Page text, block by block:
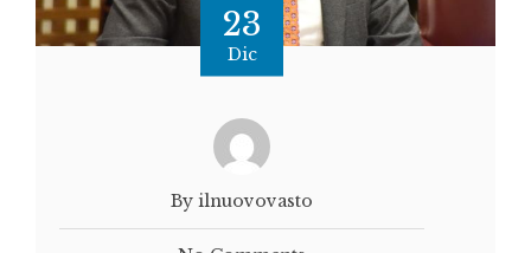
23
Dic
By ilnuovovasto